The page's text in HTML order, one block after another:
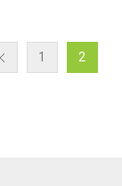
1 2